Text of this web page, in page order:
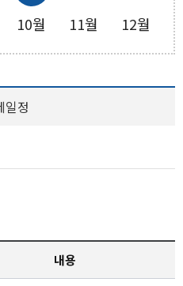
10월 11월 12월
일정
내용